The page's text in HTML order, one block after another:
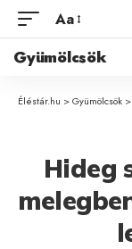
Aa
Gyümölcsök
Éléstár.hu >Gyümölcsök >
Hideg